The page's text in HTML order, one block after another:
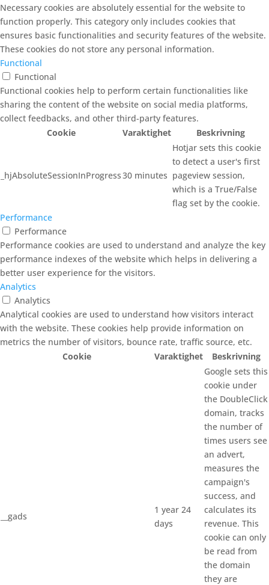
Necessary cookies are absolutely essential for the website to
function properly. This category only includes cookies that
ensures basic functionalities and security features of the website.
These cookies do not store any personal information.
Functional
Functional
Functional cookies help to perform certain functionalities like
sharing the content of the website on social media platforms,
collect feedbacks, and other third-party features.
Cookie
Varaktighet Beskrivning
_hjAbsoluteSessionInProgress30 minutes
Hotjar sets this cookie
to detect a user's first
pageview session,
which is a True/False
flag set by the cookie.
Performance
Performance
Performance cookies are used to understand and analyze the key
performance indexes of the website which helps in delivering a
better user experience for the visitors.
Analytics
Analytics
Analytical cookies are used to understand how visitors interact
with the website. These cookies help provide information on
metrics the number of visitors, bounce rate, traffic source, etc.
Cookie
Varaktighet Beskrivning
__gads
1 year 24
days
Google sets this
cookie under
the DoubleClick
domain, tracks
the number of
times users see
an advert,
measures the
campaign's
success, and
calculates its
revenue. This
cookie can only
be read from
the domain
they are